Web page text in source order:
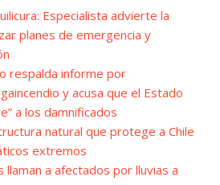
Especialista advierte la
planes de emergencia y
respalda informe por
y acusa que el Estado
a los damnificados
natural que protege a Chile
extremos
llaman a afectados por lluvias a